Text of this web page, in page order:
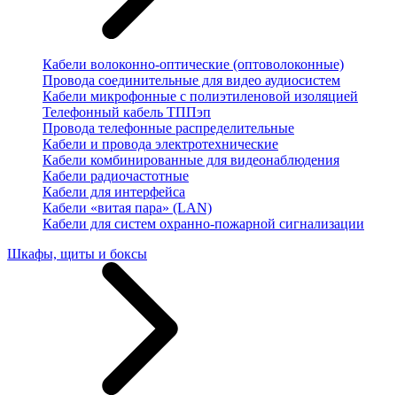
Кабели волоконно-оптические (оптоволоконные)
Провода соединительные для видео аудиосистем
Кабели микрофонные с полиэтиленовой изоляцией
Телефонный кабель ТППэп
Провода телефонные распределительные
Кабели и провода электротехнические
Кабели комбинированные для видеонаблюдения
Кабели радиочастотные
Кабели для интерфейса
Кабели «витая пара» (LAN)
Кабели для систем охранно-пожарной сигнализации
Шкафы, щиты и боксы